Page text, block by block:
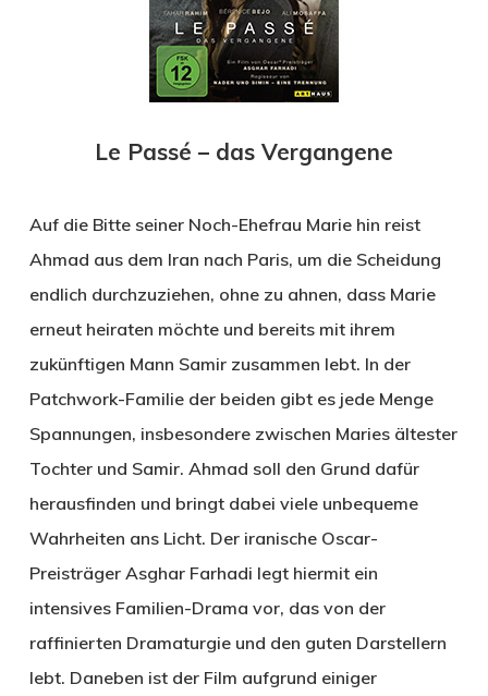
Le Passé – das Vergangene
Auf die Bitte seiner Noch-Ehefrau Marie hin reist
Ahmad aus dem Iran nach Paris, um die Scheidung
endlich durchzuziehen, ohne zu ahnen, dass Marie
erneut heiraten möchte und bereits mit ihrem
zukünftigen Mann Samir zusammen lebt. In der
Patchwork-Familie der beiden gibt es jede Menge
Spannungen, insbesondere zwischen Maries ältester
Tochter und Samir. Ahmad soll den Grund dafür
herausfinden und bringt dabei viele unbequeme
Wahrheiten ans Licht. Der iranische Oscar-
Preisträger Asghar Farhadi legt hiermit ein
intensives Familien-Drama vor, das von der
raffinierten Dramaturgie und den guten Darstellern
lebt. Daneben ist der Film aufgrund einiger